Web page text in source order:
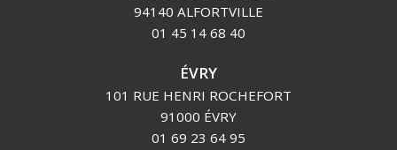
94140 ALFORTVILLE
01 45 14 68 40
ÉVRY
101 RUE HENRI ROCHEFORT
91000 ÉVRY
01 69 23 64 95